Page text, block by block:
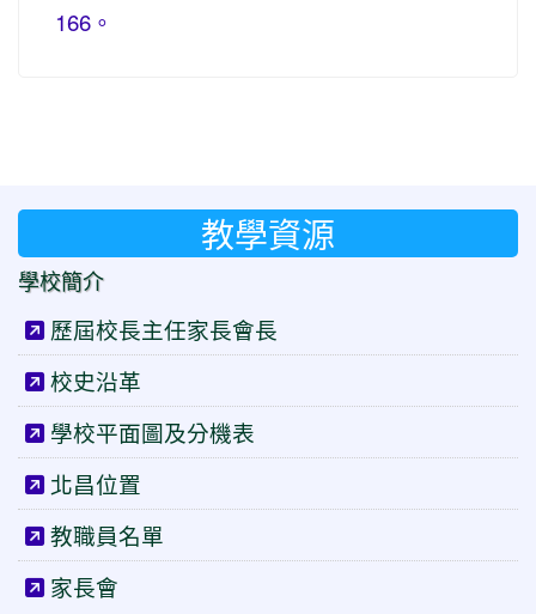
166。
教學資源
學校簡介
歷屆校長主任家長會長
校史沿革
學校平面圖及分機表
北昌位置
教職員名單
家長會